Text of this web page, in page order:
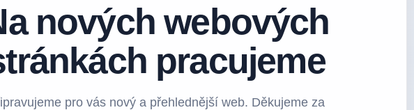
nových webových
pracujeme
pro vás nový a přehlednější web. Děkujeme za